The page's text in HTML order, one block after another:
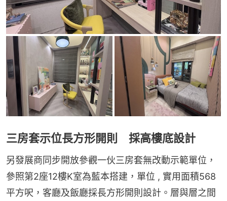
三房套示位長方形開則 採高樓底設計
另發展商同步開放參觀一伙三房套無改動示範單位，
參照第2座12樓K室為藍本搭建，單位 , 實用面積568
平方呎，客廳及飯廳採長方形開則設計。層與層之間